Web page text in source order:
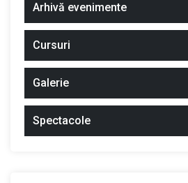
Arhivă evenimente
Cursuri
Galerie
Spectacole